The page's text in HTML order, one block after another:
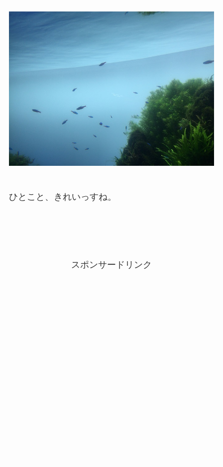
ひとこと、きれいっすね。
スポンサードリンク